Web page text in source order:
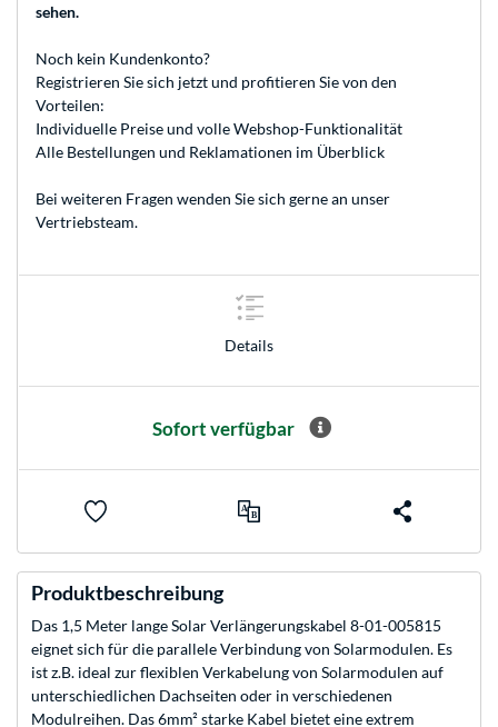
sehen.
Noch kein Kundenkonto?
Registrieren Sie sich jetzt und profitieren Sie von den
Vorteilen:
Individuelle Preise und volle Webshop-Funktionalität
Alle Bestellungen und Reklamationen im Überblick
Bei weiteren Fragen wenden Sie sich gerne an unser
Vertriebsteam.
Details
Sofort verfügbar
Produktbeschreibung
Das 1,5 Meter lange Solar Verlängerungskabel 8-01-005815
eignet sich für die parallele Verbindung von Solarmodulen. Es
ist z.B. ideal zur flexiblen Verkabelung von Solarmodulen auf
unterschiedlichen Dachseiten oder in verschiedenen
Modulreihen. Das 6mm² starke Kabel bietet eine extrem